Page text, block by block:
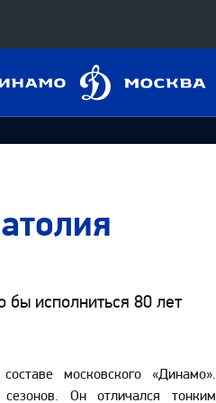
«Восток»
Мг
исполниться 80 лет
московского «Динамо».
Он отличался тонким